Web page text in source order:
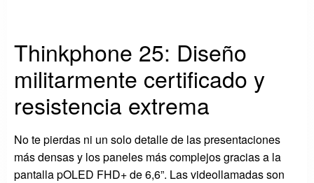
Thinkphone 25: Diseño
militarmente certificado y
resistencia extrema
No te pierdas ni un solo detalle de las presentaciones
más densas y los paneles más complejos gracias a la
pantalla pOLED FHD+ de 6,6”. Las videollamadas son